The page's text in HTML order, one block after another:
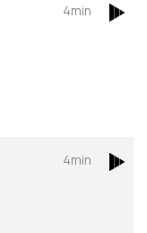
4min
4min